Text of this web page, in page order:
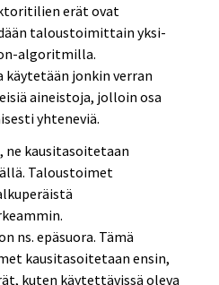
erät ovat
taloustoimittain yksi-
algoritmilla.
käytetään jonkin verran
aineistoja, jolloin osa
yhteneviä.
ne kausitasoitetaan
Taloustoimet
ns. epäsuora. Tämä
kausitasoitetaan ensin,
kuten käytettävissä oleva